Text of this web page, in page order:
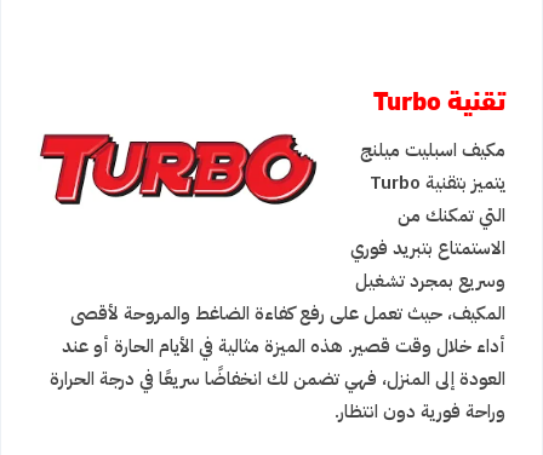
تقنية Turbo
مكيف اسبليت ميلنج
يتميز بتقنية Turbo
التي تمكنك من
الاستمتاع بتبريد فوري
وسريع بمجرد تشغيل
المكيف، حيث تعمل على رفع كفاءة الضاغط والمروحة لأقصى
أداء خلال وقت قصير. هذه الميزة مثالية في الأيام الحارة أو عند
العودة إلى المنزل، فهي تضمن لك انخفاضًا سريعًا في درجة الحرارة
وراحة فورية دون انتظار.